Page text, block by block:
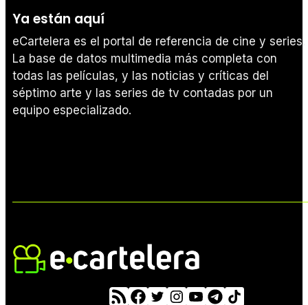
Ya están aquí
eCartelera es el portal de referencia de cine y series.
La base de datos multimedia más completa con
todas las películas, y las noticias y críticas del
séptimo arte y las series de tv contadas por un
equipo especializado.